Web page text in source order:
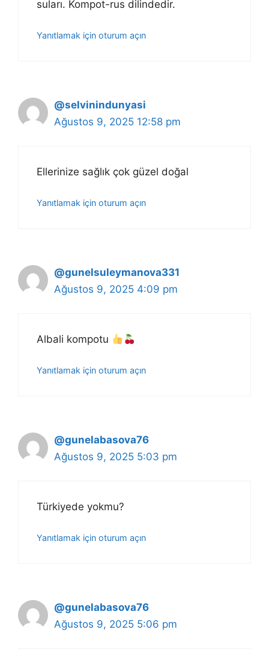
suları. Kompot-rus dilindedir.
Yanıtlamak için oturum açın
@selvinindunyasi
Ağustos 9, 2025 12:58 pm
Ellerinize sağlık çok güzel doğal
Yanıtlamak için oturum açın
@gunelsuleymanova331
Ağustos 9, 2025 4:09 pm
Albali kompotu
Yanıtlamak için oturum açın
@gunelabasova76
Ağustos 9, 2025 5:03 pm
Türkiyede yokmu?
Yanıtlamak için oturum açın
@gunelabasova76
Ağustos 9, 2025 5:06 pm